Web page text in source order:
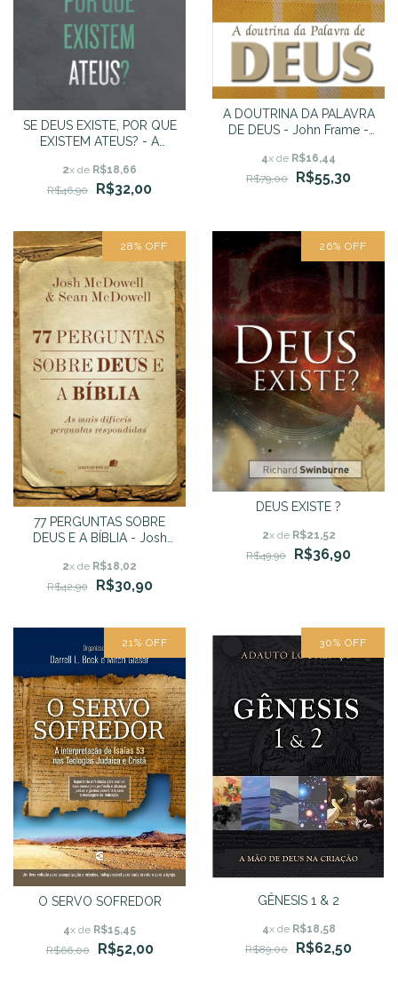
SE DEUS EXISTE, POR QUE
EXISTEM ATEUS? - A
Deus - R. C. SPROUL
2x de R$18,66
R$46,90
R$32,00
A DOUTRINA DA PALAVRA
DE DEUS - John Frame -
4x de R$16,44
R$79,00
R$55,30
28% OFF
77 PERGUNTAS SOBRE
DEUS E A BÍBLIA - Josh
Mcdowell
2x de R$18,02
R$42,90
R$30,90
26% OFF
DEUS EXISTE ?
2x de R$21,52
R$49,90
R$36,90
21 % OFF
O SERVO SOFREDOR
4x de R$15,45
R$66,00
R$52,00
30% OFF
GÊNESIS 1 & 2
4x de R$18,58
R$89,00
R$62,50